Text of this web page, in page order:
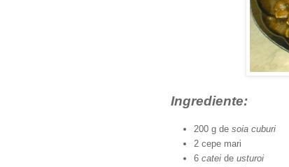
Ingrediente:
200 g de soia cuburi
2 cepe mari
6 catei de usturoi